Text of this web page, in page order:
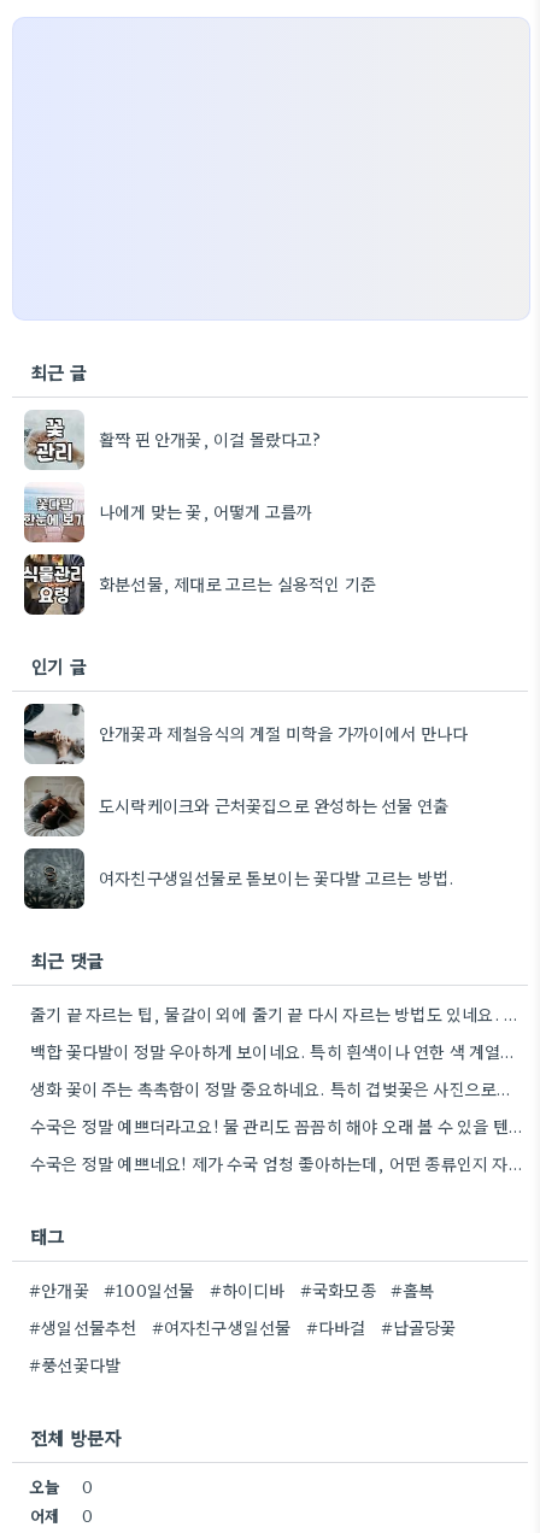
최근 글
활짝 핀 안개꽃, 이걸 몰랐다고?
나에게 맞는 꽃, 어떻게 고를까
화분선물, 제대로 고르는 실용적인 기준
인기 글
안개꽃과 제철음식의 계절 미학을 가까이에서 만나다
도시락케이크와 근처꽃집으로 완성하는 선물 연출
여자친구생일선물로 돋보이는 꽃다발 고르는 방법.
최근 댓글
줄기 끝 자르는 팁, 물갈이 외에 줄기 끝 다시 자르는 방법도 있네요. 그거 완전 꿀팁인…
백합 꽃다발이 정말 우아하게 보이네요. 특히 흰색이나 연한 색 계열이 안전한 선택인 것 같아요.
생화 꽃이 주는 촉촉함이 정말 중요하네요. 특히 겹벚꽃은 사진으로는 다르게 보인다는 점, 실제로 보러 가봐야…
수국은 정말 예쁘더라고요! 물 관리도 꼼꼼히 해야 오래 볼 수 있을 텐데, 제가 좀 덜…
수국은 정말 예쁘네요! 제가 수국 엄청 좋아하는데, 어떤 종류인지 자세히 보니 더 감동이에요.
태그
#안개꽃 #100일선물 #하이디바 #국화모종
#홀복
#생일선물추천
#여자친구생일선물 #다바걸
#납골당꽃
#풍선꽃다발
전체 방문자
오늘
0
어제
0